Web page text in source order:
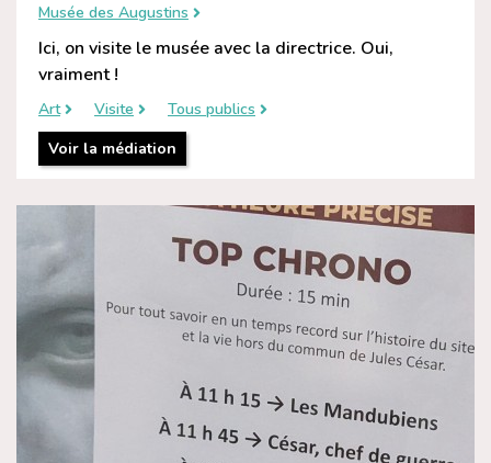
Musée des Augustins
Ici, on visite le musée avec la directrice. Oui,
vraiment !
Art Visite
Tous publics
Voir la médiation